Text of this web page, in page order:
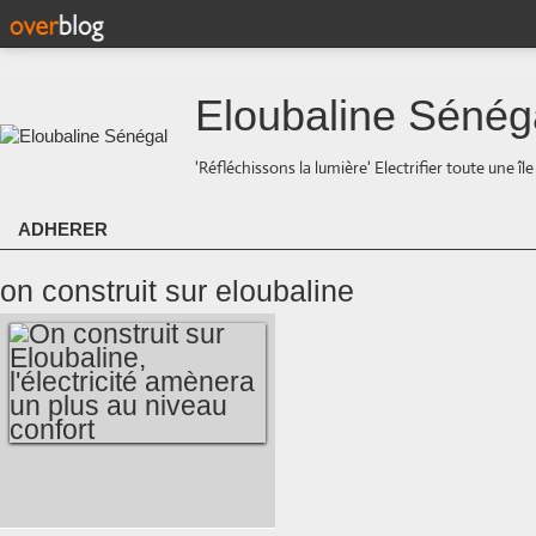
Eloubaline
'Réfléchissons la lumière' Electrifier toute une
ADHERER
on construit sur eloubaline